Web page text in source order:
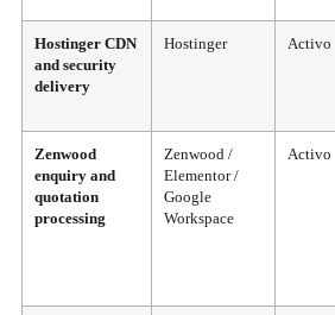
Hostinger CDN
and security
delivery
Hostinger Activo
Zenwood
enquiry and
quotation
processing
Zenwood /
Elementor /
Google
Workspace
Activo